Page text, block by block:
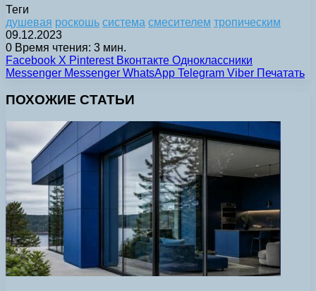
Теги
душевая роскошь система смесителем тропическим
09.12.2023
0 Время чтения: 3 мин.
Facebook X Pinterest Вконтакте Одноклассники
Messenger Messenger WhatsApp Telegram Viber Печатать
ПОХОЖИЕ СТАТЬИ